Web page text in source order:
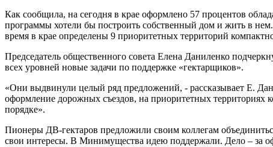
Как сообщила, на сегодня в крае оформлено 57 процентов
программы хотели бы построить собственный дом и жить в
время в крае определены 9 приоритетных территорий
Председатель общественного совета Елена Даниленко
всех уровней новые задачи по поддержке «гектарщиков».
«Они выдвинули целый ряд предложений, - рассказывает Е.
оформление дорожных съездов, на приоритетных территориях
порядке».
Пионеры ДВ-гектаров предложили своим коллегам
свои интересы. В Минимущества идею поддержали. Дело – за